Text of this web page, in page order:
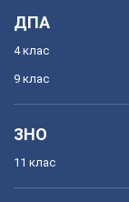
ДПА
4 клас
9 клас
ЗНО
11 клас